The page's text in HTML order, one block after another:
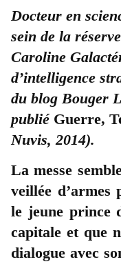
Docteur en
sein de la
Caroline
d’intelligence
du blog Bouger
publié Guerre,
Nuvis, 2014).
La messe
veillée
le jeune prince
capitale et que
dialogue avec